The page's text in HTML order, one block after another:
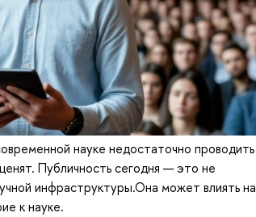
науке недостаточно проводить
Публичность сегодня — это не
инфраструктуры.Она может влиять на
к науке.